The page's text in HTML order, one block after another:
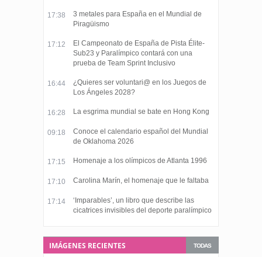
17:38
3 metales para España en el Mundial de
Piragüismo
17:12
El Campeonato de España de Pista Élite-
Sub23 y Paralímpico contará con una
prueba de Team Sprint Inclusivo
16:44
¿Quieres ser voluntari@ en los Juegos de
Los Ángeles 2028?
16:28 La esgrima mundial se bate en Hong Kong
09:18
Conoce el calendario español del Mundial
de Oklahoma 2026
17:15 Homenaje a los olímpicos de Atlanta 1996
17:10 Carolina Marín, el homenaje que le faltaba
17:14
‘Imparables’, un libro que describe las
cicatrices invisibles del deporte paralímpico
TODAS
IMÁGENES RECIENTES